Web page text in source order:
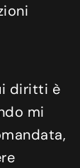
diritti è
mi